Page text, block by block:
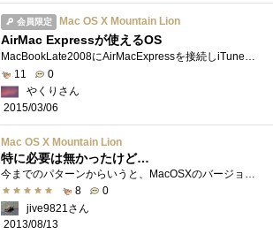
会員限定 Mac OS X Mountain Lion
AirMac Expressが使えるOS
MacBookLate2008にAirMacExpressを接続しiTunesのAirPlay機能を使っていたが音声出力の選択肢にAirMacが含まれていない。 ネットで調べたところSnowLeopardは未�...
11
0
やくりさん
2015/03/06
Mac OS X Mountain Lion
特に必要は無かったけど…
8
0
jive9821さん
2013/08/13